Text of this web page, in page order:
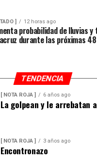
] 12 horas ago
probabilidad de lluvias
durante las próximas
TENDENCIA
[ NOTA ROJA ] 6 años ago
La golpean y le arrebatan
[ NOTA ROJA ] 3 años ago
Encontronazo